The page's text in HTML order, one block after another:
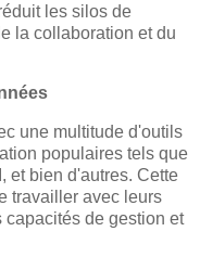
les silos de
la collaboration et du
une multitude d'outils
populaires tels que
et bien d'autres. Cette
travailler avec leurs
capacités de gestion et